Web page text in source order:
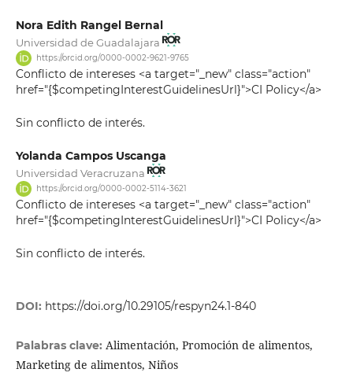
Nora Edith Rangel Bernal
Universidad de Guadalajara
https://orcid.org/0000-0002-9621-9765
Conflicto de intereses <a target="_new" class="action"
href="{$competingInterestGuidelinesUrl}">CI Policy</a>
Sin conflicto de interés.
Yolanda Campos Uscanga
Universidad Veracruzana
https://orcid.org/0000-0002-5114-3621
Conflicto de intereses <a target="_new" class="action"
href="{$competingInterestGuidelinesUrl}">CI Policy</a>
Sin conflicto de interés.
DOI: https://doi.org/10.29105/respyn24.1-840
Palabras clave: Alimentación, Promoción de alimentos,
Marketing de alimentos, Niños